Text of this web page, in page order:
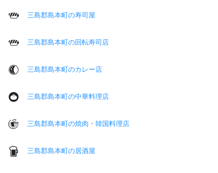
三島郡島本町の寿司屋
三島郡島本町の回転寿司店
三島郡島本町のカレー店
三島郡島本町の中華料理店
三島郡島本町の焼肉・韓国料理店
三島郡島本町の居酒屋